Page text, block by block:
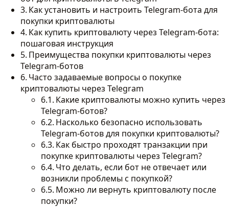
Как установить и настроить Telegram-бота для
покупки криптовалюты
Как купить криптовалюту через Telegram-бота:
пошаговая инструкция
Преимущества покупки криптовалюты через
Telegram-ботов
Часто задаваемые вопросы о покупке
криптовалюты через Telegram
Какие криптовалюты можно купить через
Telegram-ботов?
Насколько безопасно использовать
Telegram-ботов для покупки криптовалюты?
Как быстро проходят транзакции при
покупке криптовалюты через Telegram?
Что делать, если бот не отвечает или
возникли проблемы с покупкой?
Можно ли вернуть криптовалюту после
покупки?